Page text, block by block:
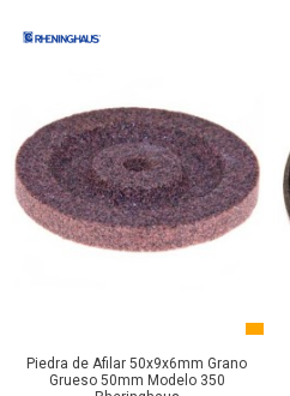
Piedra de Afilar 50x9x6mm Grano
Grueso 50mm Modelo 350